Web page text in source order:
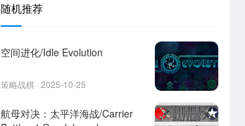
随机推荐
空间进化/Idle Evolution
策略战棋 · 2025-10-25
航母对决：太平洋海战/Carrier